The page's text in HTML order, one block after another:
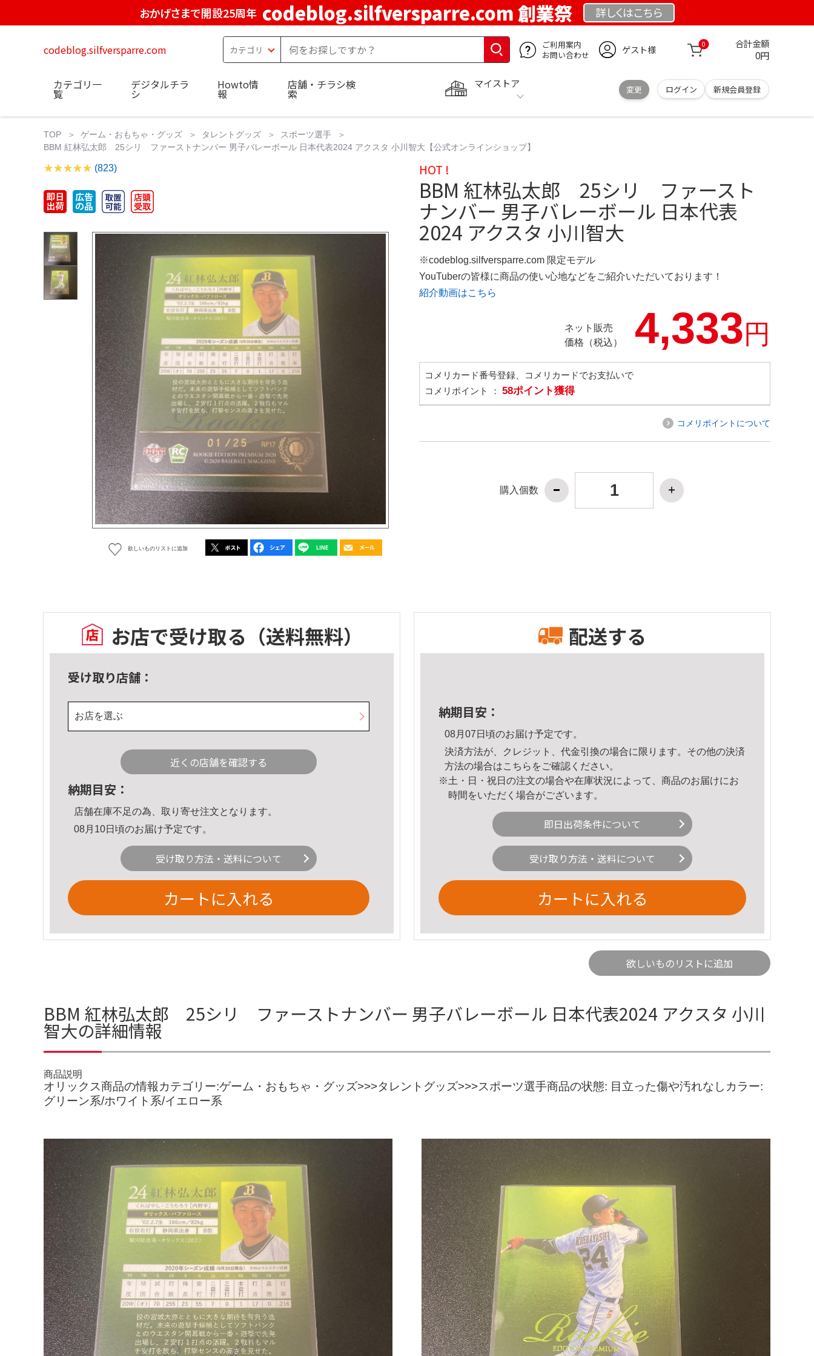
おかげさまで開設25周年 codeblog.silfversparre.com 創業祭 詳しくはこちら
codeblog.silfversparre.com
ご利用案内
お問い合わせ
ゲスト様 0 合計金額
0円
マイストア
変更 ログイン 新規会員登録
カテゴリ一
覧
デジタルチラ
シ
Howto情
報
店舗・チラシ検
索
TOP ゲーム・おもちゃ・グッズ タレントグッズ
スポーツ選手
BBM 紅林弘太郎 25シリ ファーストナンバー 男子バレーボール 日本代表2024 アクスタ 小川智大【公式オンラインショップ】
(823)
欲しいものリストに追加
HOT !
BBM 紅林弘太郎 25シリ ファースト
ナンバー 男子バレーボール 日本代表
2024 アクスタ 小川智大
※codeblog.silfversparre.com 限定モデル
YouTuberの皆様に商品の使い心地などをご紹介いただいております！
紹介動画はこちら
ネット販売
価格（税込）
4,333円
コメリカード番号登録、コメリカードでお支払いで
コメリポイント ： 58ポイント獲得
コメリポイントについて
購入個数
お店で受け取る （送料無料）
受け取り店舗：
お店を選ぶ
近くの店舗を確認する
納期目安：
店舗在庫不足の為、取り寄せ注文となります。
08月10日頃のお届け予定です。
受け取り方法・送料について
カートに入れる
配送する
納期目安：
08月07日頃のお届け予定です。
決済方法が、クレジット、代金引換の場合に限ります。その他の決済
方法の場合はこちら をご確認ください。
※土・日・祝日の注文の場合や在庫状況によって、商品のお届けにお
時間をいただく場合がございます。
即日出荷条件について
受け取り方法・送料について
カートに入れる
欲しいものリストに追加
BBM 紅林弘太郎 25シリ ファーストナンバー 男子バレーボール 日本代表2024 アクスタ 小川
智大の詳細情報
商品説明
オリックス商品の情報カテゴリー:ゲーム・おもちゃ・グッズ>>>タレントグッズ>>>スポーツ選手商品の状態: 目立った傷や汚れなしカラー:
グリーン系/ホワイト系/イエロー系